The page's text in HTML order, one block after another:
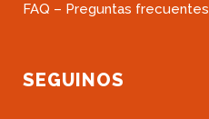
FAQ – Preguntas frecuentes
SEGUINOS